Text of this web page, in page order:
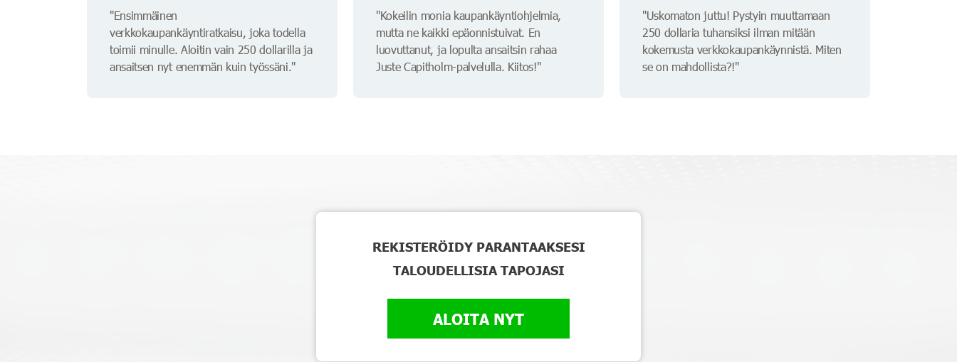
"Ensimmäinen
verkkokaupankäyntiratkaisu, joka todella
toimii minulle. Aloitin vain 250 dollarilla ja
ansaitsen nyt enemmän kuin työssäni."
"Kokeilin monia kaupankäyntiohjelmia,
mutta ne kaikki epäonnistuivat. En
luovuttanut, ja lopulta ansaitsin rahaa
Juste Capitholm-palvelulla. Kiitos!"
"Uskomaton juttu! Pystyin muuttamaan
250 dollaria tuhansiksi ilman mitään
kokemusta verkkokaupankäynnistä. Miten
se on mahdollista?!"
REKISTERÖIDY PARANTAAKSESI
TALOUDELLISIA TAPOJASI
ALOITA NYT